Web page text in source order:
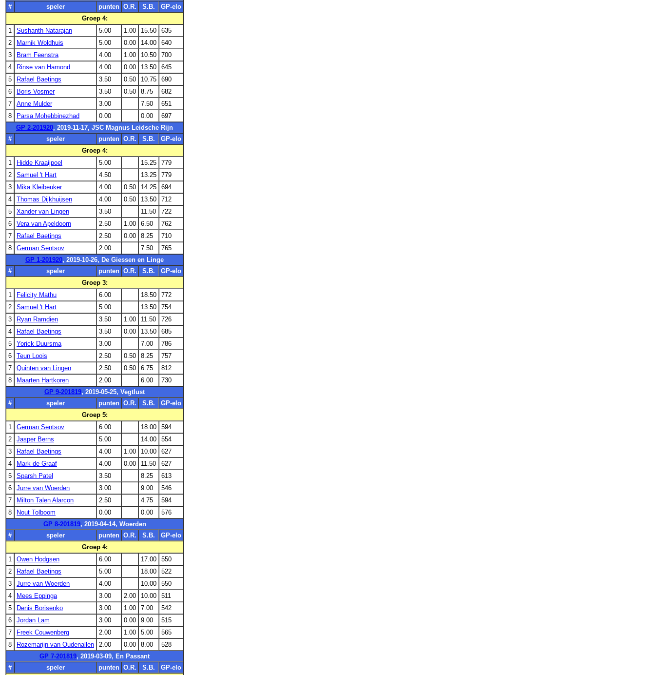
#
speler punten O.R. S.B.
GP-elo
Groep 4:
1
Sushanth Natarajan 5.00 1.00 15.50
635
2
Marnik Woldhuis 5.00 0.00 14.00
640
3
Bram Feenstra 4.00 1.00 10.50
700
4
Rinse van Hamond 4.00 0.00 13.50
645
5
Rafael Baetings 3.50 0.50 10.75
690
6
Boris Vosmer 3.50 0.50 8.75
682
7
Anne Mulder 3.00 7.50
651
8
Parsa Mohebbinezhad 0.00 0.00
697
GP 2-201920, 2019-11-17, JSC Magnus Leidsche Rijn
#
speler punten O.R. S.B.
GP-elo
Groep 4:
1
Hidde Kraaijpoel 5.00 15.25
779
2
Samuel 't Hart 4.50 13.25
779
3
Mika Kleibeuker 4.00 0.50 14.25
694
4
Thomas Dijkhuijsen 4.00 0.50 13.50
712
5
Xander van Lingen 3.50 11.50
722
6
Vera van Apeldoorn 2.50 1.00 6.50
762
7
Rafael Baetings 2.50 0.00 8.25
710
8
German Sentsov 2.00 7.50
765
GP 1-201920, 2019-10-26, De Giessen en Linge
#
speler punten O.R. S.B.
GP-elo
Groep 3:
1
Felicity Mathu 6.00 18.50
772
2
Samuel 't Hart 5.00 13.50
754
3
Ryan Ramdien 3.50 1.00 11.50
726
4
Rafael Baetings 3.50 0.00 13.50
685
5
Yorick Duursma 3.00 7.00
786
6
Teun Loois 2.50 0.50 8.25
757
7
Quinten van Lingen 2.50 0.50 6.75
812
8
Maarten Hartkoren 2.00 6.00
730
GP 9-201819, 2019-05-25, Vegtlust
#
speler punten O.R. S.B.
GP-elo
Groep 5:
1
German Sentsov 6.00 18.00
594
2
Jasper Berns 5.00 14.00
554
3
Rafael Baetings 4.00 1.00 10.00
627
4
Mark de Graaf 4.00 0.00 11.50
627
5
Sparsh Patel 3.50 8.25
613
6
Jurre van Woerden 3.00 9.00
546
7
Milton Talen Alarcon 2.50 4.75
594
8
Nout Tolboom 0.00 0.00
576
GP 8-201819, 2019-04-14, Woerden
#
speler punten O.R. S.B.
GP-elo
Groep 4:
1
Owen Hodgsen 6.00 17.00
550
2
Rafael Baetings 5.00 18.00
522
3
Jurre van Woerden 4.00 10.00
550
4
Mees Eppinga 3.00 2.00 10.00
511
5
Denis Borisenko 3.00 1.00 7.00
542
6
Jordan Lam 3.00 0.00 9.00
515
7
Freek Couwenberg 2.00 1.00 5.00
565
8
Rozemarijn van Oudenallen 2.00 0.00 8.00
528
GP 7-201819, 2019-03-09, En Passant
#
speler punten O.R. S.B.
GP-elo